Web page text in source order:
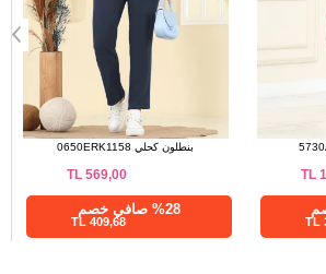
بنطلون بني 5730AYD574
1.650,01
TL
%76 صافي خصم
396,00 TL
TL